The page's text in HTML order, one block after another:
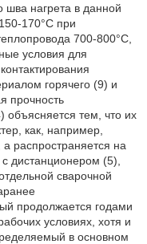
шва нагрета в данной
170°С при
700-800°С,
условия для
горячего (9) и
прочность
тем, что их
как, например,
распространяется на
дистанционером (5),
сварочной
продолжается годами
условиях, хотя и
в основном